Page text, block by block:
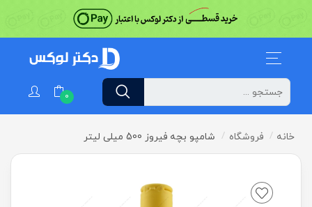
0
خانه فروشگاه شامپو بچه فیروز 500 میلی لیتر